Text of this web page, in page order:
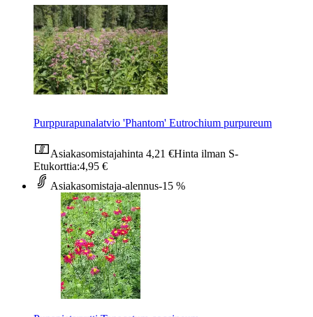
Purppurapunalatvio 'Phantom' Eutrochium purpureum
Asiakasomistajahinta 4,21 €Hinta ilman S-
Etukorttia:4,95 €
Asiakasomistaja-alennus-15 %